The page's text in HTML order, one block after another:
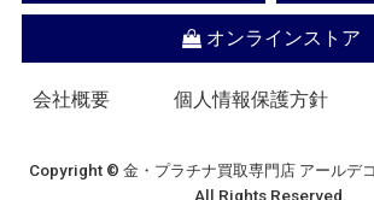
オンラインストア
会社概要 個人情報保護方針
Copyright © 金・プラチナ買取専門店 アールデ
All Rights Reserved.